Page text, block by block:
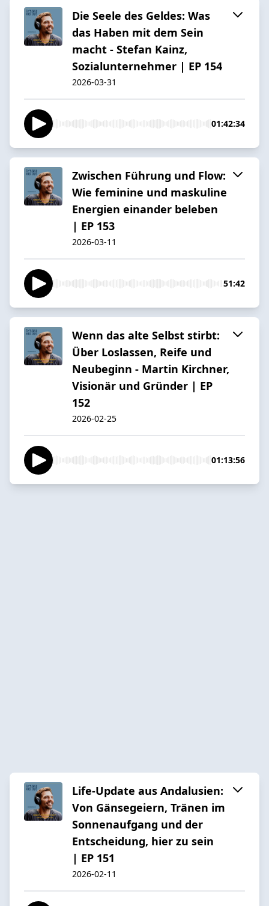
Die Seele des Geldes: Was
das Haben mit dem Sein
macht - Stefan Kainz,
Sozialunternehmer | EP 154
2026-03-31
01:42:34
Zwischen Führung und Flow:
Wie feminine und maskuline
Energien einander beleben
| EP 153
2026-03-11
51:42
Wenn das alte Selbst stirbt:
Über Loslassen, Reife und
Neubeginn - Martin Kirchner,
Visionär und Gründer | EP
152
2026-02-25
01:13:56
Life-Update aus Andalusien:
Von Gänsegeiern, Tränen im
Sonnenaufgang und der
Entscheidung, hier zu sein
| EP 151
2026-02-11